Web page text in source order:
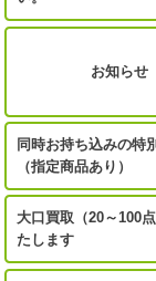
お知らせ
同時お持ち込みの特
（指定商品あり）
大口買取（20～100
たします